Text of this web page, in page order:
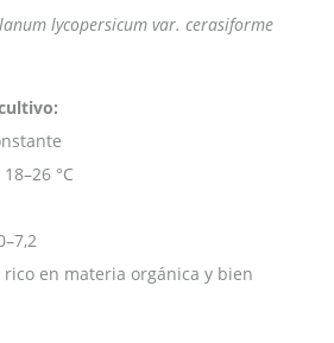
lycopersicum var. cerasiforme
°C
rico en materia orgánica y bien